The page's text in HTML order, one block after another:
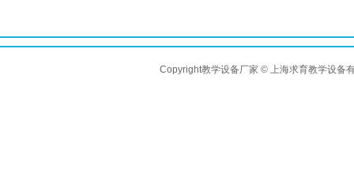
Copyright教学设备厂家 © 上海求育教学设备